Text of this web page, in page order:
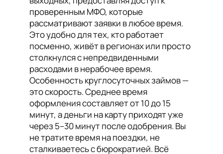
проверенным МФО, которые
рассматривают заявки в любое время.
Это удобно для тех, кто работает
посменно, живёт в регионах или просто
столкнулся с непредвиденными
расходами в нерабочее время.
Особенность круглосуточных займов —
это скорость. Среднее время
оформления составляет от 10 до 15
минут, а деньги на карту приходят уже
через 5–30 минут после одобрения. Вы
не тратите время на поездки, не
сталкиваетесь с бюрократией. Всё